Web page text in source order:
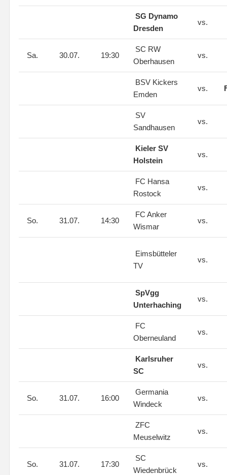
SG Dynamo
Dresden
vs.
Sa. 30.07. 19:30
SC RW
Oberhausen
vs.
BSV Kickers
Emden
vs.
SV
Sandhausen
vs.
Kieler SV
Holstein
vs.
FC Hansa
Rostock
vs.
So. 31.07. 14:30
FC Anker
Wismar
vs.
Eimsbütteler
TV
vs.
SpVgg
Unterhaching
vs.
FC
Oberneuland
vs.
Karlsruher
SC
vs.
So. 31.07. 16:00
Germania
Windeck
vs.
ZFC
Meuselwitz
vs.
So. 31.07. 17:30
SC
Wiedenbrück
vs.